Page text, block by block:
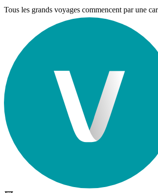
Tous les grands voyages commencent par une